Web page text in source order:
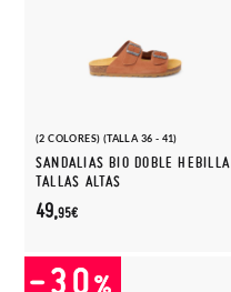
(2 COLORES) (TALLA 36 - 41)
SANDALIAS BIO DOBLE HEBILLA
TALLAS ALTAS
49,95€